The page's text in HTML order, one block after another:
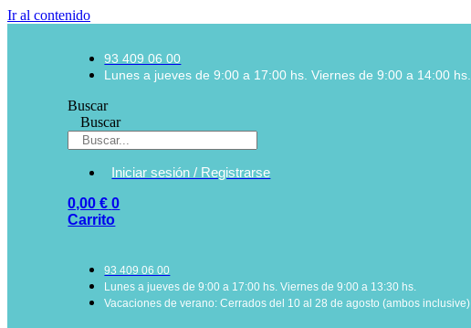
Ir al contenido
93 409 06 00
Lunes a jueves de 9:00 a 17:00 hs. Viernes de 9:00 a 14:00 hs.
Buscar
Buscar
Iniciar sesión / Registrarse
0,00€ 0
Carrito
93 409 06 00
Lunes a jueves de 9:00 a 17:00 hs. Viernes de 9:00 a 13:30 hs.
Vacaciones de verano: Cerrados del 10 al 28 de agosto (ambos inclusive)